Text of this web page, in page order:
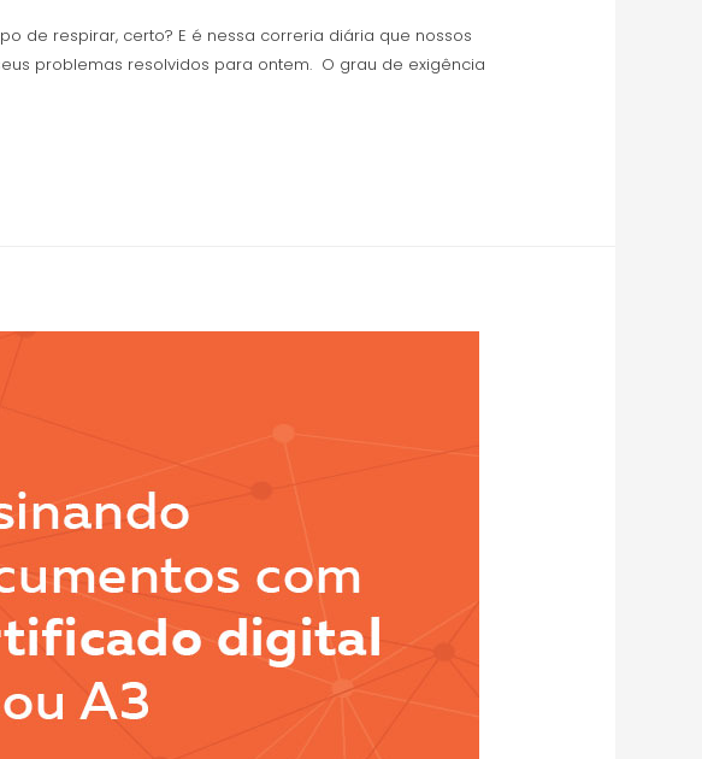
de respirar, certo? E é nessa correria diária que nossos
problemas resolvidos para ontem. O grau de exigência